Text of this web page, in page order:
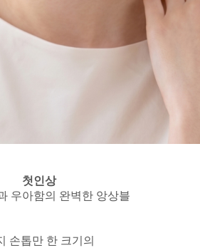
첫인상
우아함의 완벽한 앙상블
손톱만 한 크기의